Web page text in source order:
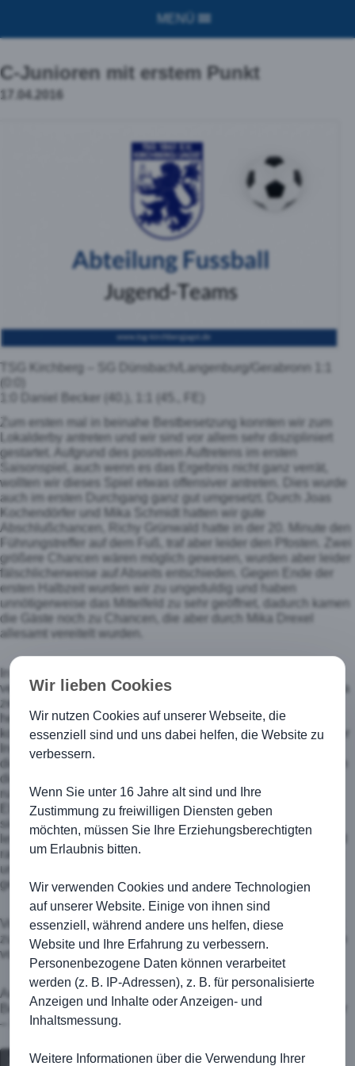
MENÜ
C-Junioren mit erstem Punkt
17.04.2016
TSG Kirchberg – SG Dünsbach/Langenburg/Gerabronn 1:1
(0:0)
1:0 Daniel Becker (40.), 1:1 (45., FE)
Zum ersten mal in beinahe Bestbesetzung konnten wir zum
Lokalderby antreten und wir sind vor allem sehr diszipliniert
gestartet. Aufgrund des positiven Auftretens im ersten
Saisonspiel, auch wenn es das Ergebnis nicht ganz verrät,
wollten wir dieses Spiel etwas offensiver antreten. Dies wurde
auch im ersten Durchgang ganz gut umgesetzt. Durch Joas
Kochendörfer und Mika Schmidt hatten wir gute
Abschlußchancen, Richy Grünwald hatte in der 20. Minute den
Führungstreffer auf dem Fuß, traf aber leider den Pfosten. Zwei
größere Chancen wären möglich gewesen, wurden aber leider
fälschlicherweise auf Abseits entschieden. Gegen Ende der
ersten Halbzeit wurden wir zu ungeduldig und haben
unnötigerweise das Mittelfeld zu sehr geöffnet, dadurch kamen
die Gäste noch zu Chancen, die aber durch Mika Drexel
allesamt vereitelt wurden.
In der zweiten Halbzeit wollten wir druckvoller raus gehen,
versuchen aber die Ordnung nicht zu verlieren. Dies ging circa
zehn Minuten gut, in denen wir auch endlich durch einen
herrlichen Distanzschuss von Daniel Becker das 1:0 erzielen
konnten. Doch dann ließen im zentralen Bereich sowohl in der
Innenverteidigung als auch im defensiven Mittelfeld vermehrt
die Kräfte nach. Durch einen berechtigten Foulelfmeter kamen
die Gäste dann zum Ausgleich. Diesen verdienten sie sich
nachträglich mit drei, vier weiteren guten Chancen. Beim
Elfmeter noch machtlos, war hier mal wieder Mika Drexel
sicherer Rückhalt und konnte alle Chancen vereiteln. In den
letzten fünf Minuten mobilisierten wir nochmals alle Kräfte und
rannen die gegnerische Verteidigung beherzt an. Wir konnten
uns noch gute Chancen rausspielen, welche aber nicht mehr
genutzt werden konnten.
Vor allem die Moral zum Schluß den Sieg nochmal unbedingt
zu wollen, stimmt uns weiterhin Positiv, dass wir uns weiterhin
von Spiel zu Spiel steigern wollen und werden.
Aufstellung: Drexel – Hofmann, Busch, R. Krämer, Wald –
Becker, Niebel – Grünwald, M. Schmidt, Lührs – Kochendörfer
– Kattan, Meider, D. Krämer, Peil.
Wir lieben Cookies
Wir nutzen Cookies auf unserer Webseite, die
essenziell sind und uns dabei helfen, die Website zu
verbessern.
Wenn Sie unter 16 Jahre alt sind und Ihre
Zustimmung zu freiwilligen Diensten geben
möchten, müssen Sie Ihre Erziehungsberechtigten
um Erlaubnis bitten.
Wir verwenden Cookies und andere Technologien
auf unserer Website. Einige von ihnen sind
essenziell, während andere uns helfen, diese
Website und Ihre Erfahrung zu verbessern.
Personenbezogene Daten können verarbeitet
werden (z. B. IP-Adressen), z. B. für personalisierte
Anzeigen und Inhalte oder Anzeigen- und
Inhaltsmessung.
Weitere Informationen über die Verwendung Ihrer